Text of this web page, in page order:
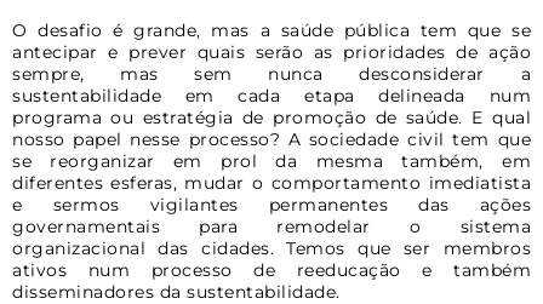
O desafio é grande, mas a saúde pública tem que se
antecipar e prever quais serão as prioridades de ação
sempre, mas sem nunca desconsiderar a
sustentabilidade em cada etapa delineada num
programa ou estratégia de promoção de saúde. E qual
nosso papel nesse processo? A sociedade civil tem que
se reorganizar em prol da mesma também, em
diferentes esferas, mudar o comportamento imediatista
e sermos vigilantes permanentes das ações
governamentais para remodelar o sistema
organizacional das cidades. Temos que ser membros
ativos num processo de reeducação e também
disseminadores da sustentabilidade.